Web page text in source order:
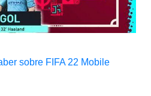
sobre FIFA 22 Mobile